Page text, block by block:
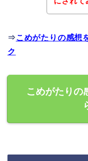
⇒ こめがたりの感想
ク
こめがたりの